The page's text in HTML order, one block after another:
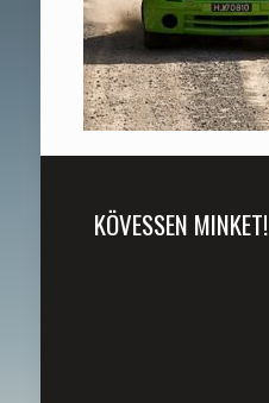
KÖVESSEN MINKET!